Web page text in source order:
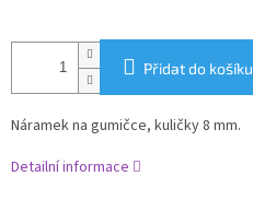
Přidat do košíku
Náramek na gumičce, kuličky 8 mm.
Detailní informace